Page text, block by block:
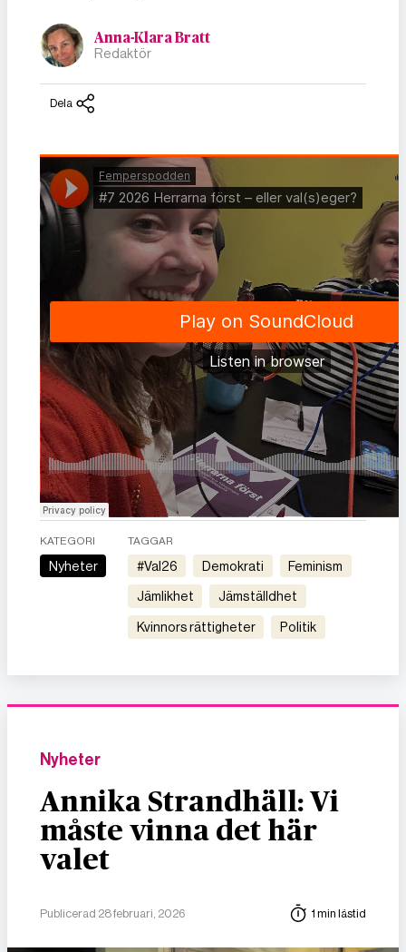
Anna-Klara Bratt
Redaktör
Dela
KATEGORI
Nyheter
TAGGAR
#val26 demokrati feminism
jämlikhet jämställdhet
kvinnors rättigheter politik
Nyheter
Annika Strandhäll: Vi
måste vinna det här
valet
Publicerad 28 februari, 2026 1 min lästid